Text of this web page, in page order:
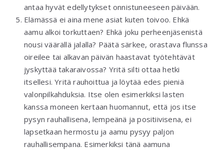
antaa hyvät edellytykset onnistuneeseen päivään.
Elämässä ei aina mene asiat kuten toivoo. Ehkä
aamu alkoi torkuttaen? Ehkä joku perheenjäsenistä
nousi väärällä jalalla? Päätä särkee, orastava flunssa
oireilee tai alkavan päivän haastavat työtehtävät
jyskyttää takaraivossa? Yritä silti ottaa hetki
itsellesi. Yritä rauhoittua ja löytää edes pieniä
valonpilkahduksia. Itse olen esimerkiksi lasten
kanssa moneen kertaan huomannut, että jos itse
pysyn rauhallisena, lempeänä ja positiivisena, ei
lapsetkaan hermostu ja aamu pysyy paljon
rauhallisempana. Esimerkiksi tänä aamuna